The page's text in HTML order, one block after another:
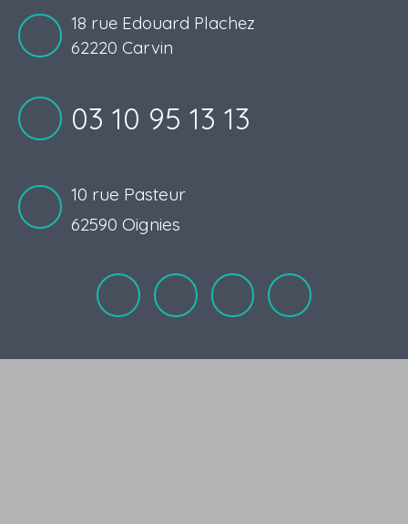
18 rue Edouard Plachez
62220 Carvin
03 10 95 13 13
10 rue Pasteur
62590 Oignies